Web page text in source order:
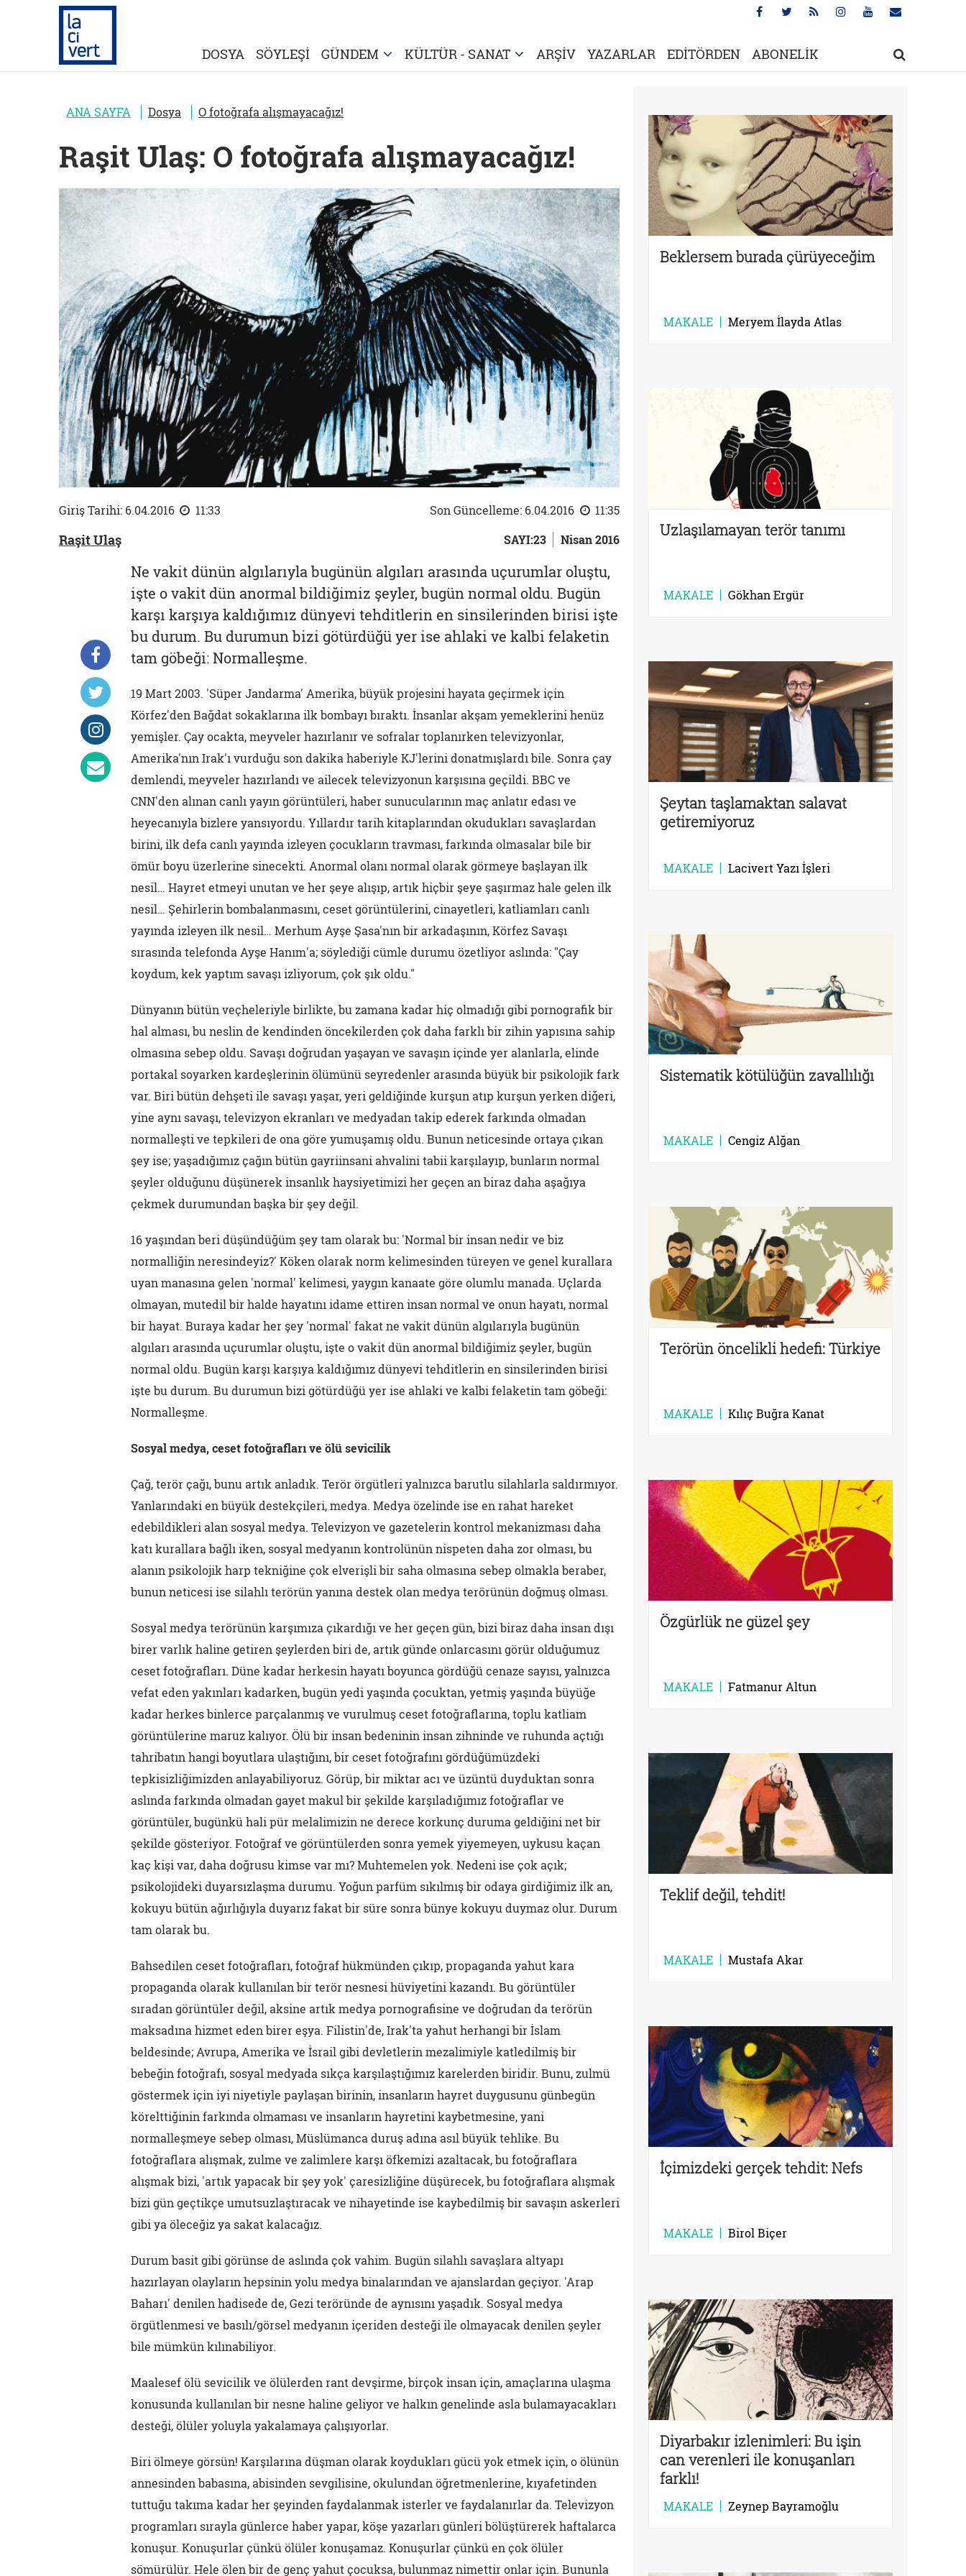
DOSYA SÖYLEŞİ GÜNDEM KÜLTÜR - SANAT ARŞİV YAZARLAR EDİTÖRDEN ABONELİK
ANA SAYFA Dosya O fotoğrafa alışmayacağız!
Raşit Ulaş: O fotoğrafa alışmayacağız!
Giriş Tarihi: 6.04.2016 11:33 Son Güncelleme: 6.04.2016 11:35
Raşit Ulaş SAYI:23 Nisan 2016
Ne vakit dünün algılarıyla bugünün algıları arasında uçurumlar oluştu,
işte o vakit dün anormal bildiğimiz şeyler, bugün normal oldu. Bugün
karşı karşıya kaldığımız dünyevi tehditlerin en sinsilerinden birisi işte
bu durum. Bu durumun bizi götürdüğü yer ise ahlaki ve kalbi felaketin
tam göbeği: Normalleşme.
19 Mart 2003. 'Süper Jandarma' Amerika, büyük projesini hayata geçirmek için
Körfez'den Bağdat sokaklarına ilk bombayı bıraktı. İnsanlar akşam yemeklerini henüz
yemişler. Çay ocakta, meyveler hazırlanır ve sofralar toplanırken televizyonlar,
Amerika'nın Irak'ı vurduğu son dakika haberiyle KJ'lerini donatmışlardı bile. Sonra çay
demlendi, meyveler hazırlandı ve ailecek televizyonun karşısına geçildi. BBC ve
CNN'den alınan canlı yayın görüntüleri, haber sunucularının maç anlatır edası ve
heyecanıyla bizlere yansıyordu. Yıllardır tarih kitaplarından okudukları savaşlardan
birini, ilk defa canlı yayında izleyen çocukların travması, farkında olmasalar bile bir
ömür boyu üzerlerine sinecekti. Anormal olanı normal olarak görmeye başlayan ilk
nesil… Hayret etmeyi unutan ve her şeye alışıp, artık hiçbir şeye şaşırmaz hale gelen ilk
nesil… Şehirlerin bombalanmasını, ceset görüntülerini, cinayetleri, katliamları canlı
yayında izleyen ilk nesil… Merhum Ayşe Şasa'nın bir arkadaşının, Körfez Savaşı
sırasında telefonda Ayşe Hanım'a; söylediği cümle durumu özetliyor aslında: "Çay
koydum, kek yaptım savaşı izliyorum, çok şık oldu."
Dünyanın bütün veçheleriyle birlikte, bu zamana kadar hiç olmadığı gibi pornografik bir
hal alması, bu neslin de kendinden öncekilerden çok daha farklı bir zihin yapısına sahip
olmasına sebep oldu. Savaşı doğrudan yaşayan ve savaşın içinde yer alanlarla, elinde
portakal soyarken kardeşlerinin ölümünü seyredenler arasında büyük bir psikolojik fark
var. Biri bütün dehşeti ile savaşı yaşar, yeri geldiğinde kurşun atıp kurşun yerken diğeri,
yine aynı savaşı, televizyon ekranları ve medyadan takip ederek farkında olmadan
normalleşti ve tepkileri de ona göre yumuşamış oldu. Bunun neticesinde ortaya çıkan
şey ise; yaşadığımız çağın bütün gayriinsani ahvalini tabii karşılayıp, bunların normal
şeyler olduğunu düşünerek insanlık haysiyetimizi her geçen an biraz daha aşağıya
çekmek durumundan başka bir şey değil.
16 yaşından beri düşündüğüm şey tam olarak bu: 'Normal bir insan nedir ve biz
normalliğin neresindeyiz?' Köken olarak norm kelimesinden türeyen ve genel kurallara
uyan manasına gelen 'normal' kelimesi, yaygın kanaate göre olumlu manada. Uçlarda
olmayan, mutedil bir halde hayatını idame ettiren insan normal ve onun hayatı, normal
bir hayat. Buraya kadar her şey 'normal' fakat ne vakit dünün algılarıyla bugünün
algıları arasında uçurumlar oluştu, işte o vakit dün anormal bildiğimiz şeyler, bugün
normal oldu. Bugün karşı karşıya kaldığımız dünyevi tehditlerin en sinsilerinden birisi
işte bu durum. Bu durumun bizi götürdüğü yer ise ahlaki ve kalbi felaketin tam göbeği:
Normalleşme.
Sosyal medya, ceset fotoğrafları ve ölü sevicilik
Çağ, terör çağı, bunu artık anladık. Terör örgütleri yalnızca barutlu silahlarla saldırmıyor.
Yanlarındaki en büyük destekçileri, medya. Medya özelinde ise en rahat hareket
edebildikleri alan sosyal medya. Televizyon ve gazetelerin kontrol mekanizması daha
katı kurallara bağlı iken, sosyal medyanın kontrolünün nispeten daha zor olması, bu
alanın psikolojik harp tekniğine çok elverişli bir saha olmasına sebep olmakla beraber,
bunun neticesi ise silahlı terörün yanına destek olan medya terörünün doğmuş olması.
Sosyal medya terörünün karşımıza çıkardığı ve her geçen gün, bizi biraz daha insan dışı
birer varlık haline getiren şeylerden biri de, artık günde onlarcasını görür olduğumuz
ceset fotoğrafları. Düne kadar herkesin hayatı boyunca gördüğü cenaze sayısı, yalnızca
vefat eden yakınları kadarken, bugün yedi yaşında çocuktan, yetmiş yaşında büyüğe
kadar herkes binlerce parçalanmış ve vurulmuş ceset fotoğraflarına, toplu katliam
görüntülerine maruz kalıyor. Ölü bir insan bedeninin insan zihninde ve ruhunda açtığı
tahribatın hangi boyutlara ulaştığını, bir ceset fotoğrafını gördüğümüzdeki
tepkisizliğimizden anlayabiliyoruz. Görüp, bir miktar acı ve üzüntü duyduktan sonra
aslında farkında olmadan gayet makul bir şekilde karşıladığımız fotoğraflar ve
görüntüler, bugünkü hali pür melalimizin ne derece korkunç duruma geldiğini net bir
şekilde gösteriyor. Fotoğraf ve görüntülerden sonra yemek yiyemeyen, uykusu kaçan
kaç kişi var, daha doğrusu kimse var mı? Muhtemelen yok. Nedeni ise çok açık;
psikolojideki duyarsızlaşma durumu. Yoğun parfüm sıkılmış bir odaya girdiğimiz ilk an,
kokuyu bütün ağırlığıyla duyarız fakat bir süre sonra bünye kokuyu duymaz olur. Durum
tam olarak bu.
Bahsedilen ceset fotoğrafları, fotoğraf hükmünden çıkıp, propaganda yahut kara
propaganda olarak kullanılan bir terör nesnesi hüviyetini kazandı. Bu görüntüler
sıradan görüntüler değil, aksine artık medya pornografisine ve doğrudan da terörün
maksadına hizmet eden birer eşya. Filistin'de, Irak'ta yahut herhangi bir İslam
beldesinde; Avrupa, Amerika ve İsrail gibi devletlerin mezalimiyle katledilmiş bir
bebeğin fotoğrafı, sosyal medyada sıkça karşılaştığımız karelerden biridir. Bunu, zulmü
göstermek için iyi niyetiyle paylaşan birinin, insanların hayret duygusunu günbegün
körelttiğinin farkında olmaması ve insanların hayretini kaybetmesine, yani
normalleşmeye sebep olması, Müslümanca duruş adına asıl büyük tehlike. Bu
fotoğraflara alışmak, zulme ve zalimlere karşı öfkemizi azaltacak, bu fotoğraflara
alışmak bizi, 'artık yapacak bir şey yok' çaresizliğine düşürecek, bu fotoğraflara alışmak
bizi gün geçtikçe umutsuzlaştıracak ve nihayetinde ise kaybedilmiş bir savaşın askerleri
gibi ya öleceğiz ya sakat kalacağız.
Durum basit gibi görünse de aslında çok vahim. Bugün silahlı savaşlara altyapı
hazırlayan olayların hepsinin yolu medya binalarından ve ajanslardan geçiyor. 'Arap
Baharı' denilen hadisede de, Gezi teröründe de aynısını yaşadık. Sosyal medya
örgütlenmesi ve basılı/görsel medyanın içeriden desteği ile olmayacak denilen şeyler
bile mümkün kılınabiliyor.
Maalesef ölü sevicilik ve ölülerden rant devşirme, birçok insan için, amaçlarına ulaşma
konusunda kullanılan bir nesne haline geliyor ve halkın genelinde asla bulamayacakları
desteği, ölüler yoluyla yakalamaya çalışıyorlar.
Biri ölmeye görsün! Karşılarına düşman olarak koydukları gücü yok etmek için, o ölünün
annesinden babasına, abisinden sevgilisine, okulundan öğretmenlerine, kıyafetinden
tuttuğu takıma kadar her şeyinden faydalanmak isterler ve faydalanırlar da. Televizyon
programları sırayla günlerce haber yapar, köşe yazarları günleri bölüştürerek haftalarca
konuşur. Konuşurlar çünkü ölüler konuşamaz. Konuşurlar çünkü en çok ölüler
sömürülür. Hele ölen bir de genç yahut çocuksa, bulunmaz nimettir onlar için. Bununla
Beklersem burada çürüyeceğim
MAKALE Meryem İlayda Atlas
Uzlaşılamayan terör tanımı
MAKALE Gökhan Ergür
Şeytan taşlamaktan salavat
getiremiyoruz
MAKALE Lacivert Yazı İşleri
Sistematik kötülüğün zavallılığı
MAKALE Cengiz Alğan
Terörün öncelikli hedefi: Türkiye
MAKALE Kılıç Buğra Kanat
Özgürlük ne güzel şey
MAKALE Fatmanur Altun
Teklif değil, tehdit!
MAKALE Mustafa Akar
İçimizdeki gerçek tehdit: Nefs
MAKALE Birol Biçer
Diyarbakır izlenimleri: Bu işin
can verenleri ile konuşanları
farklı!
MAKALE Zeynep Bayramoğlu